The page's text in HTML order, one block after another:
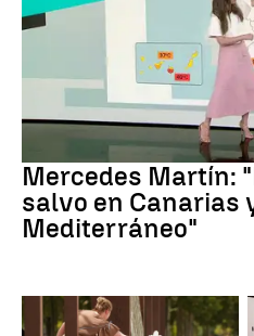
Mercedes Martín:
salvo en Canarias
Mediterráneo"